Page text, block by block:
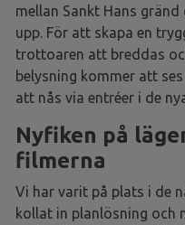
mellan Sankt Hans
upp. För att skapa en
trottoaren att breddas
belysning kommer att
att nås via entréer i de
Nyfiken på
filmerna
Vi har varit på plats i de
kollat in planlösning och